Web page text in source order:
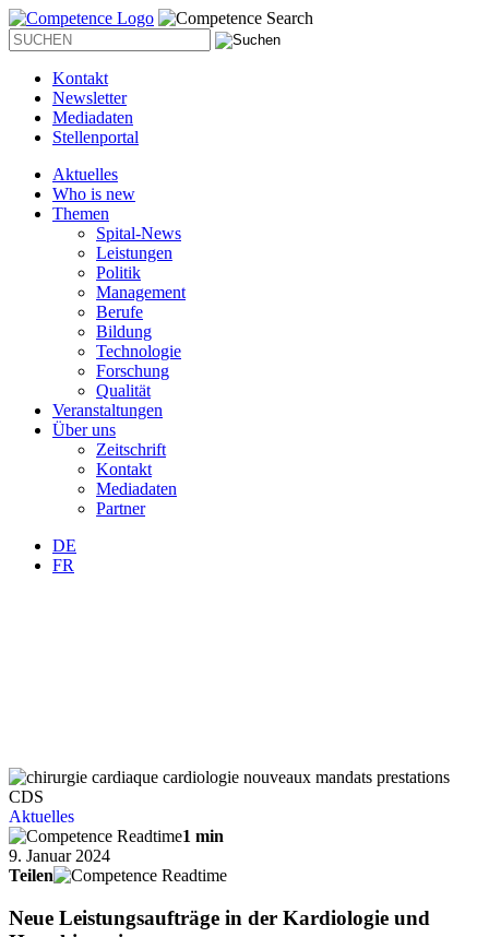
Kontakt
Newsletter
Mediadaten
Stellenportal
Aktuelles
Who is new
Themen
Spital-News
Leistungen
Politik
Management
Berufe
Bildung
Technologie
Forschung
Qualität
Veranstaltungen
Über uns
Zeitschrift
Kontakt
Mediadaten
Partner
DE
FR
Aktuelles
1 min
9. Januar 2024
Teilen
Neue Leistungsaufträge in der Kardiologie und